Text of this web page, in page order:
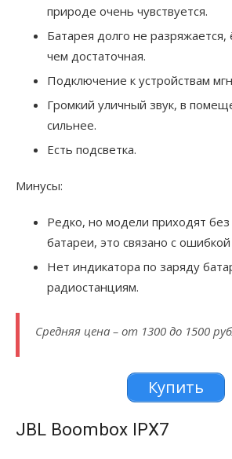
природе очень чувствуется.
Батарея долго не разряжается,
чем достаточная.
Подключение к устройствам
Громкий уличный звук, в
сильнее.
Есть подсветка.
Минусы:
Редко, но модели приходят без
батареи, это связано с
Нет индикатора по заряду
радиостанциям.
Средняя цена – от 1300 до 1500
Купить
JBL Boombox IPX7